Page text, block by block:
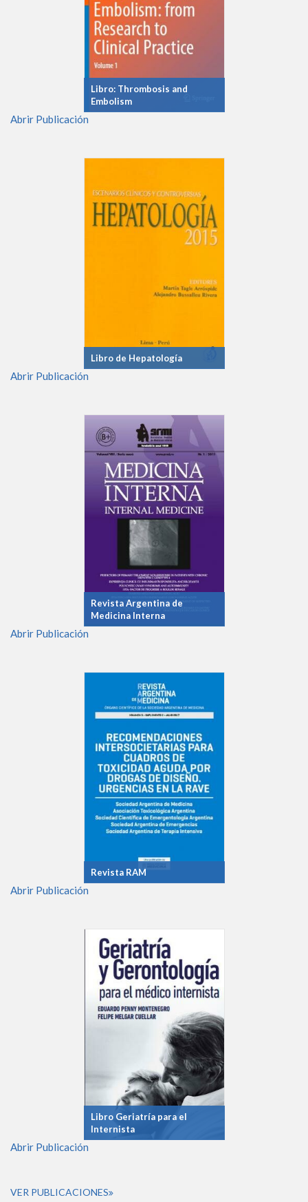
Libro: Thrombosis and
Embolism
Abrir Publicación
Libro de Hepatología
Abrir Publicación
Revista Argentina de
Medicina Interna
Abrir Publicación
Revista RAM
Abrir Publicación
Libro Geriatría para el
Internista
Abrir Publicación
VER PUBLICACIONES